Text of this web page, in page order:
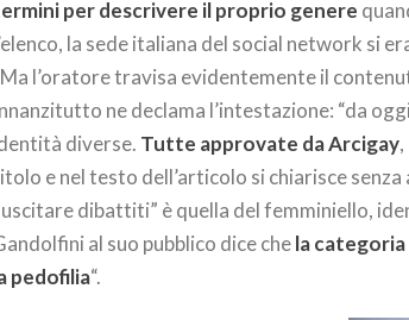
per descrivere il proprio genere
la sede italiana del social network si
l’oratore travisa evidentemente il
ne declama l’intestazione: “da
diverse. Tutte approvate da Arcigay
e nel testo dell’articolo si chiarisce
dibattiti” è quella del femminiello,
al suo pubblico dice chela
pedofilia“.